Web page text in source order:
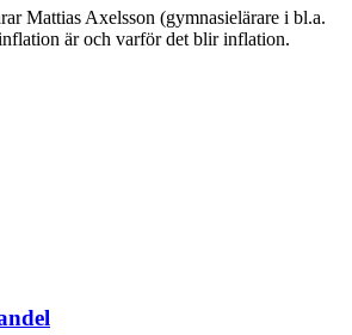
Mattias Axelsson (gymnasielärare i bl.a.
är och varför det blir inflation.